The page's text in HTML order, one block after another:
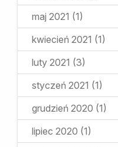
maj 2021 (1)
kwiecień 2021 (1)
luty 2021 (3)
styczeń 2021 (1)
grudzień 2020 (1)
lipiec 2020 (1)